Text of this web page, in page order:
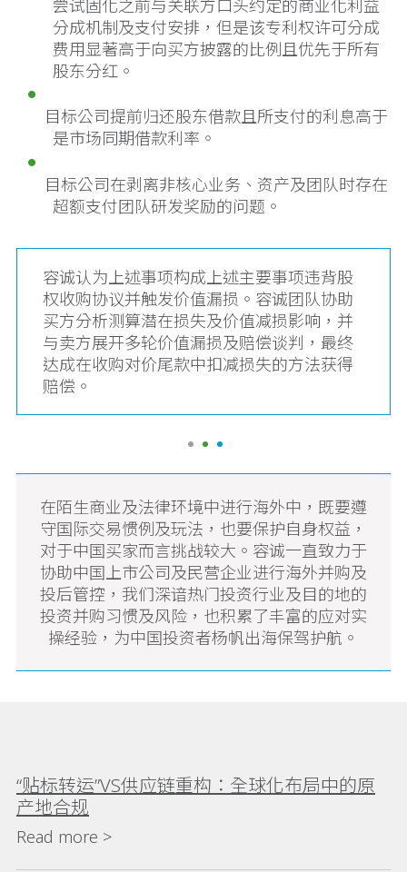
尝试固化之前与关联方口头约定的商业化利益
分成机制及支付安排，但是该专利权许可分成
费用显著高于向买方披露的比例且优先于所有
股东分红。
目标公司提前归还股东借款且所支付的利息高于
是市场同期借款利率。
目标公司在剥离非核心业务、资产及团队时存在
超额支付团队研发奖励的问题。
容诚认为上述事项构成上述主要事项违背股
权收购协议并触发价值漏损。容诚团队协助
买方分析测算潜在损失及价值减损影响，并
与卖方展开多轮价值漏损及赔偿谈判，最终
达成在收购对价尾款中扣减损失的方法获得
赔偿。
在陌生商业及法律环境中进行海外中，既要遵
守国际交易惯例及玩法，也要保护自身权益，
对于中国买家而言挑战较大。容诚一直致力于
协助中国上市公司及民营企业进行海外并购及
投后管控，我们深谙热门投资行业及目的地的
投资并购习惯及风险，也积累了丰富的应对实
操经验，为中国投资者杨帆出海保驾护航。
“贴标转运”VS供应链重构：全球化布局中的原
产地合规
Read more >